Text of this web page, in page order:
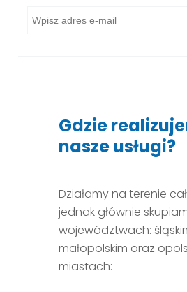
Gdzie
nasze usługi?
Działamy na terenie
jednak głównie
województwach:
małopolskim oraz
miastach: